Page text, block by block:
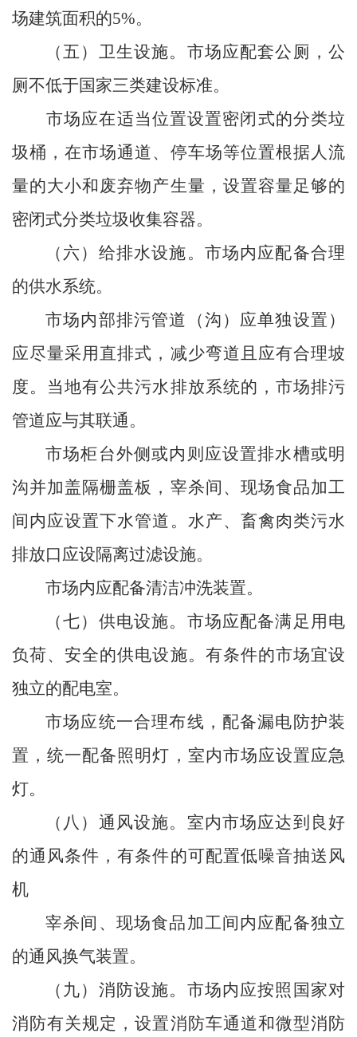
场建筑面积的5%。
（五）卫生设施。 市场应配套公厕，公
厕不低于国家三类建设标准。
市场应在适当位置设置密闭式的分类垃
圾桶，在市场通道、停车场等位置根据人流
量的大小和废弃物产生量，设置容量足够的
密闭式分类垃圾收集容器。
（六）给排水设施。 市场内应配备合理
的供水系统。
市场内部排污管道（沟）应单独设置）
应尽量采用直排式，减少弯道且应有合理坡
度。当地有公共污水排放系统的，市场排污
管道应与其联通。
市场柜台外侧或内则应设置排水槽或明
沟并加盖隔栅盖板，宰杀间、现场食品加工
间内应设置下水管道。水产、畜禽肉类污水
排放口应设隔离过滤设施。
市场内应配备清洁冲洗装置。
（七）供电设施。 市场应配备满足用电
负荷、安全的供电设施。有条件的市场宜设
独立的配电室。
市场应统一合理布线，配备漏电防护装
置，统一配备照明灯，室内市场应设置应急
灯。
（八）通风设施。 室内市场应达到良好
的通风条件，有条件的可配置低噪音抽送风
机
宰杀间、现场食品加工间内应配备独立
的通风换气装置。
（九）消防设施。 市场内应按照国家对
消防有关规定，设置消防车通道和微型消防